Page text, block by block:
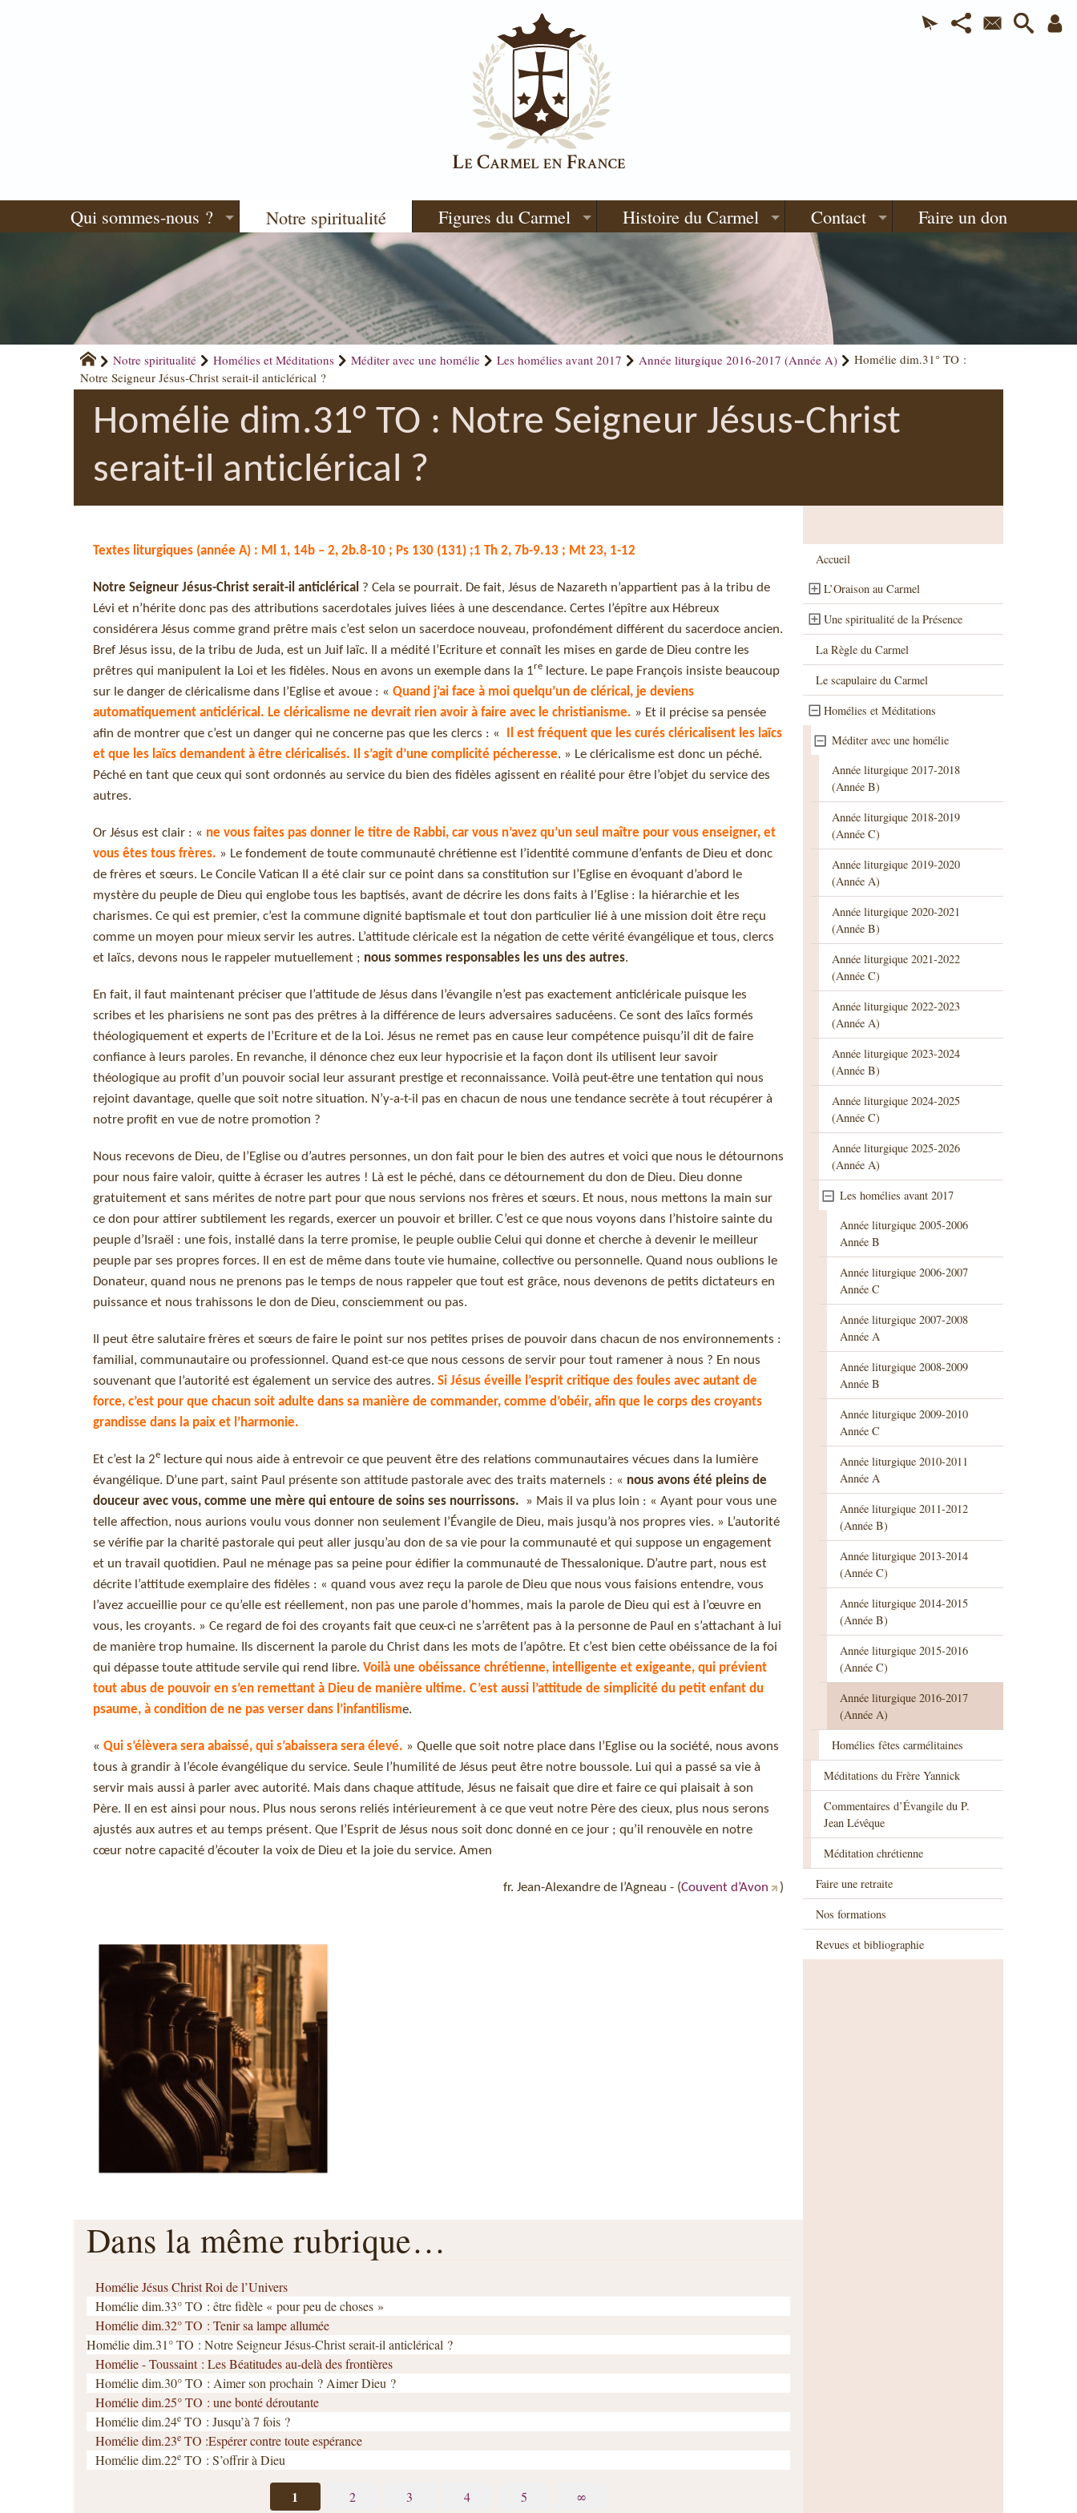
Qui sommes-nous ? Notre spiritualité Figures du Carmel Histoire du Carmel Contact Faire un don
Notre spiritualité Homélies et Méditations Méditer avec une homélie Les homélies avant 2017 Année liturgique 2016-2017 (Année A)
Homélie dim.31° TO :
Notre Seigneur Jésus-Christ serait-il anticlérical ?
Homélie dim.31° TO : Notre Seigneur Jésus-Christ
serait-il anticlérical ?
Textes liturgiques (année A) : Ml 1, 14b – 2, 2b.8-10 ; Ps 130 (131) ;1 Th 2, 7b-9.13 ; Mt 23, 1-12
Notre Seigneur Jésus-Christ serait-il anticlérical ? Cela se pourrait. De fait, Jésus de Nazareth n’appartient pas à la tribu de
Lévi et n’hérite donc pas des attributions sacerdotales juives liées à une descendance. Certes l’épître aux Hébreux
considérera Jésus comme grand prêtre mais c’est selon un sacerdoce nouveau, profondément différent du sacerdoce ancien.
Bref Jésus issu, de la tribu de Juda, est un Juif laïc. Il a médité l’Ecriture et connaît les mises en garde de Dieu contre les
prêtres qui manipulent la Loi et les fidèles. Nous en avons un exemple dans la 1re
lecture. Le pape François insiste beaucoup
sur le danger de cléricalisme dans l’Eglise et avoue : « Quand j’ai face à moi quelqu’un de clérical, je deviens
automatiquement anticlérical. Le cléricalisme ne devrait rien avoir à faire avec le christianisme. » Et il précise sa pensée
afin de montrer que c’est un danger qui ne concerne pas que les clercs : «
Il est fréquent que les curés cléricalisent les laïcs
et que les laïcs demandent à être cléricalisés. Il s’agit d’une complicité pécheresse. » Le cléricalisme est donc un péché.
Péché en tant que ceux qui sont ordonnés au service du bien des fidèles agissent en réalité pour être l’objet du service des
autres.
Or Jésus est clair : « ne vous faites pas donner le titre de Rabbi, car vous n’avez qu’un seul maître pour vous enseigner, et
vous êtes tous frères. » Le fondement de toute communauté chrétienne est l’identité commune d’enfants de Dieu et donc
de frères et sœurs. Le Concile Vatican II a été clair sur ce point dans sa constitution sur l’Eglise en évoquant d’abord le
mystère du peuple de Dieu qui englobe tous les baptisés, avant de décrire les dons faits à l’Eglise : la hiérarchie et les
charismes. Ce qui est premier, c’est la commune dignité baptismale et tout don particulier lié à une mission doit être reçu
comme un moyen pour mieux servir les autres. L’attitude cléricale est la négation de cette vérité évangélique et tous, clercs
et laïcs, devons nous le rappeler mutuellement ; nous sommes responsables les uns des autres.
En fait, il faut maintenant préciser que l’attitude de Jésus dans l’évangile n’est pas exactement anticléricale puisque les
scribes et les pharisiens ne sont pas des prêtres à la différence de leurs adversaires saducéens. Ce sont des laïcs formés
théologiquement et experts de l’Ecriture et de la Loi. Jésus ne remet pas en cause leur compétence puisqu’il dit de faire
confiance à leurs paroles. En revanche, il dénonce chez eux leur hypocrisie et la façon dont ils utilisent leur savoir
théologique au profit d’un pouvoir social leur assurant prestige et reconnaissance. Voilà peut-être une tentation qui nous
rejoint davantage, quelle que soit notre situation. N’y-a-t-il pas en chacun de nous une tendance secrète à tout récupérer à
notre profit en vue de notre promotion ?
Nous recevons de Dieu, de l’Eglise ou d’autres personnes, un don fait pour le bien des autres et voici que nous le détournons
pour nous faire valoir, quitte à écraser les autres ! Là est le péché, dans ce détournement du don de Dieu. Dieu donne
gratuitement et sans mérites de notre part pour que nous servions nos frères et sœurs. Et nous, nous mettons la main sur
ce don pour attirer subtilement les regards, exercer un pouvoir et briller. C’est ce que nous voyons dans l’histoire sainte du
peuple d’Israël : une fois, installé dans la terre promise, le peuple oublie Celui qui donne et cherche à devenir le meilleur
peuple par ses propres forces. Il en est de même dans toute vie humaine, collective ou personnelle. Quand nous oublions le
Donateur, quand nous ne prenons pas le temps de nous rappeler que tout est grâce, nous devenons de petits dictateurs en
puissance et nous trahissons le don de Dieu, consciemment ou pas.
Il peut être salutaire frères et sœurs de faire le point sur nos petites prises de pouvoir dans chacun de nos environnements :
familial, communautaire ou professionnel. Quand est-ce que nous cessons de servir pour tout ramener à nous ? En nous
souvenant que l’autorité est également un service des autres. Si Jésus éveille l’esprit critique des foules avec autant de
force, c’est pour que chacun soit adulte dans sa manière de commander, comme d’obéir, afin que le corps des croyants
grandisse dans la paix et l’harmonie.
Et c’est la 2e
lecture qui nous aide à entrevoir ce que peuvent être des relations communautaires vécues dans la lumière
évangélique. D’une part, saint Paul présente son attitude pastorale avec des traits maternels : « nous avons été pleins de
douceur avec vous, comme une mère qui entoure de soins ses nourrissons.
» Mais il va plus loin : « Ayant pour vous une
telle affection, nous aurions voulu vous donner non seulement l’Évangile de Dieu, mais jusqu’à nos propres vies. » L’autorité
se vérifie par la charité pastorale qui peut aller jusqu’au don de sa vie pour la communauté et qui suppose un engagement
et un travail quotidien. Paul ne ménage pas sa peine pour édifier la communauté de Thessalonique. D’autre part, nous est
décrite l’attitude exemplaire des fidèles : « quand vous avez reçu la parole de Dieu que nous vous faisions entendre, vous
l’avez accueillie pour ce qu’elle est réellement, non pas une parole d’hommes, mais la parole de Dieu qui est à l’œuvre en
vous, les croyants. » Ce regard de foi des croyants fait que ceux-ci ne s’arrêtent pas à la personne de Paul en s’attachant à lui
de manière trop humaine. Ils discernent la parole du Christ dans les mots de l’apôtre. Et c’est bien cette obéissance de la foi
qui dépasse toute attitude servile qui rend libre. Voilà une obéissance chrétienne, intelligente et exigeante, qui prévient
tout abus de pouvoir en s’en remettant à Dieu de manière ultime. C’est aussi l’attitude de simplicité du petit enfant du
psaume, à condition de ne pas verser dans l’infantilisme.
« Qui s’élèvera sera abaissé, qui s’abaissera sera élevé. » Quelle que soit notre place dans l’Eglise ou la société, nous avons
tous à grandir à l’école évangélique du service. Seule l’humilité de Jésus peut être notre boussole. Lui qui a passé sa vie à
servir mais aussi à parler avec autorité. Mais dans chaque attitude, Jésus ne faisait que dire et faire ce qui plaisait à son
Père. Il en est ainsi pour nous. Plus nous serons reliés intérieurement à ce que veut notre Père des cieux, plus nous serons
ajustés aux autres et au temps présent. Que l’Esprit de Jésus nous soit donc donné en ce jour ; qu’il renouvèle en notre
cœur notre capacité d’écouter la voix de Dieu et la joie du service. Amen
fr. Jean-Alexandre de l’Agneau - (Couvent d’Avon )
Dans la même rubrique…
Homélie Jésus Christ Roi de l’Univers
Homélie dim.33° TO : être fidèle « pour peu de choses »
Homélie dim.32° TO : Tenir sa lampe allumée
Homélie dim.31° TO : Notre Seigneur Jésus-Christ serait-il anticlérical ?
Homélie - Toussaint : Les Béatitudes au-delà des frontières
Homélie dim.30° TO : Aimer son prochain ? Aimer Dieu ?
Homélie dim.25° TO : une bonté déroutante
Homélie dim.24e TO : Jusqu’à 7 fois ?
Homélie dim.23e TO :Espérer contre toute espérance
Homélie dim.22e TO : S’offrir à Dieu
1 2 3 4 5 ∞
Accueil
L’Oraison au Carmel
Une spiritualité de la Présence
La Règle du Carmel
Le scapulaire du Carmel
Homélies et Méditations
Méditer avec une homélie
Année liturgique 2017-2018
(Année B)
Année liturgique 2018-2019
(Année C)
Année liturgique 2019-2020
(Année A)
Année liturgique 2020-2021
(Année B)
Année liturgique 2021-2022
(Année C)
Année liturgique 2022-2023
(Année A)
Année liturgique 2023-2024
(Année B)
Année liturgique 2024-2025
(Année C)
Année liturgique 2025-2026
(Année A)
Les homélies avant 2017
Année liturgique 2005-2006
Année B
Année liturgique 2006-2007
Année C
Année liturgique 2007-2008
Année A
Année liturgique 2008-2009
Année B
Année liturgique 2009-2010
Année C
Année liturgique 2010-2011
Année A
Année liturgique 2011-2012
(Année B)
Année liturgique 2013-2014
(Année C)
Année liturgique 2014-2015
(Année B)
Année liturgique 2015-2016
(Année C)
Année liturgique 2016-2017
(Année A)
Homélies fêtes carmélitaines
Méditations du Frère Yannick
Commentaires d’Évangile du P.
Jean Lévêque
Méditation chrétienne
Faire une retraite
Nos formations
Revues et bibliographie